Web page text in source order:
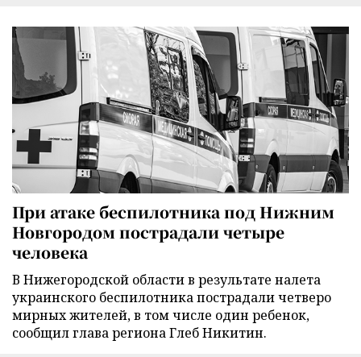
При атаке беспилотника под Нижним
Новгородом пострадали четыре
человека
В Нижегородской области в результате налета
украинского беспилотника пострадали четверо
мирных жителей, в том числе один ребенок,
сообщил глава региона Глеб Никитин.